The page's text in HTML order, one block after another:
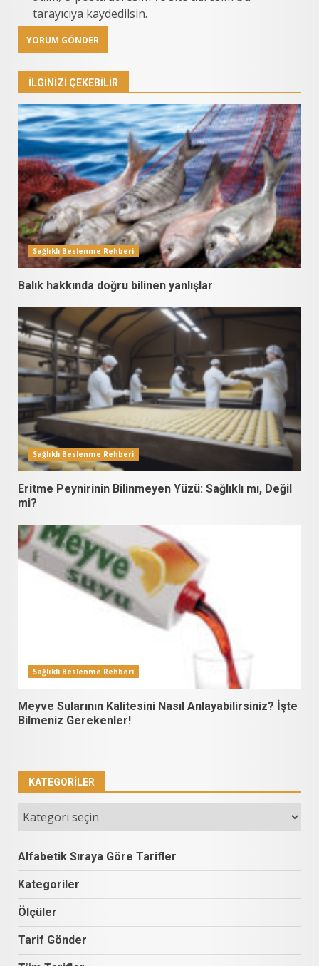
tarayıcıya kaydedilsin.
İLGINIZI ÇEKEBILIR
Sağlıklı Beslenme Rehberi
Balık hakkında doğru bilinen yanlışlar
Sağlıklı Beslenme Rehberi
Eritme Peynirinin Bilinmeyen Yüzü: Sağlıklı mı, Değil
mi?
Sağlıklı Beslenme Rehberi
Meyve Sularının Kalitesini Nasıl Anlayabilirsiniz? İşte
Bilmeniz Gerekenler!
KATEGORILER
Kategoriler
Alfabetik Sıraya Göre Tarifler
Kategoriler
Ölçüler
Tarif Gönder